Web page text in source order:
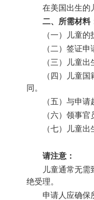
在美国出生的
二、所需材料
（一）儿童
（二）签证申
（三）儿童
（四）儿童
同。
（五）与申
（六）领事
（七）儿童
请注意：
儿童通常无
绝受理。
申请人应确保